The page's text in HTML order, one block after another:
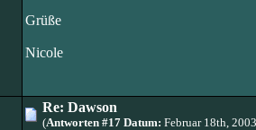
Grüße
Nicole
Re: Dawson
(Antworten #17 Datum: Februar 18th,